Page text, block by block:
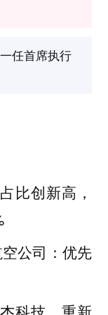
任首席执行
比创新高，
公司：优先